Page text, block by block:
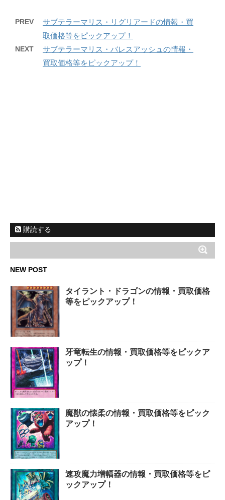
PREV
サブテラーマリス・リグリアードの情報・買
取価格等をピックアップ！
NEXT
サブテラーマリス・バレスアッシュの情報・
買取価格等をピックアップ！
購読する
NEW POST
タイラント・ドラゴンの情報・買取価格
等をピックアップ！
牙竜転生の情報・買取価格等をピックア
ップ！
魔獣の懐柔の情報・買取価格等をピック
アップ！
速攻魔力増幅器の情報・買取価格等をピ
ックアップ！